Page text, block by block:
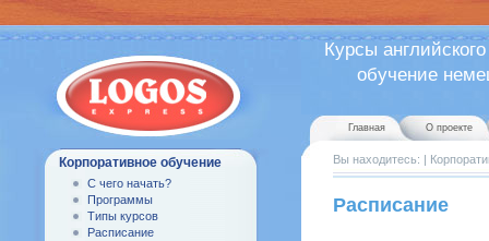
Курсы
обучение
Корпоративное обучение
С чего начать?
Программы
Типы курсов
Расписание
Главная О проекте
Вы находитесь: |
Расписание